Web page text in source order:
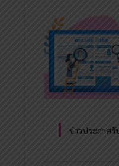
ข่าวประกาศ